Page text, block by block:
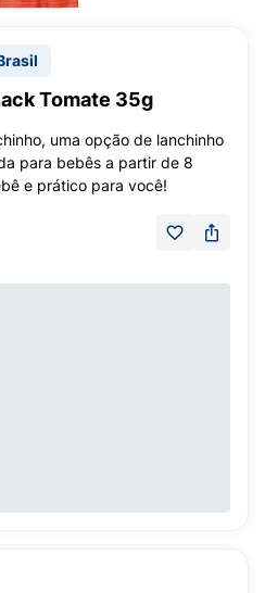
Tomate 35g
uma opção de lanchinho
para bebês a partir de 8
e prático para você!